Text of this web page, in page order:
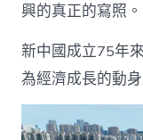
興的真正的寫照。
新中國成立75年
為經濟成長的動